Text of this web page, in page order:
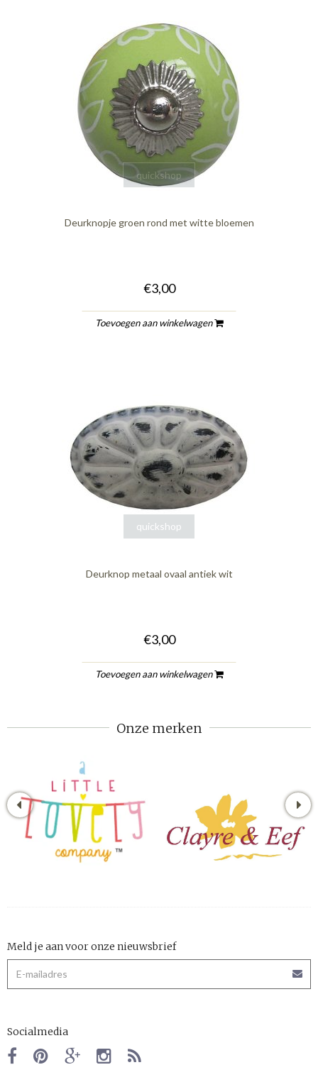
quickshop
Deurknopje groen rond met witte bloemen
€3,00
Toevoegen aan winkelwagen
quickshop
Deurknop metaal ovaal antiek wit
€3,00
Toevoegen aan winkelwagen
Onze merken
Meld je aan voor onze nieuwsbrief
Socialmedia